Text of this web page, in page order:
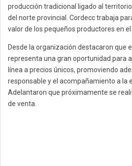
producción tradicional ligado al
del norte provincial. Cordecc trabaja
valor de los pequeños productores en
Desde la organización destacaron que
representa una gran oportunidad para
línea a precios únicos, promoviendo
responsable y el acompañamiento a la
Adelantaron que próximamente se
de venta.